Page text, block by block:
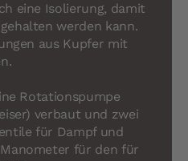
eine Isolierung, damit
werden kann.
aus Kupfer mit
Rotationspumpe
verbaut und zwei
für Dampf und
für den für